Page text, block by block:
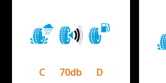
C 70db D